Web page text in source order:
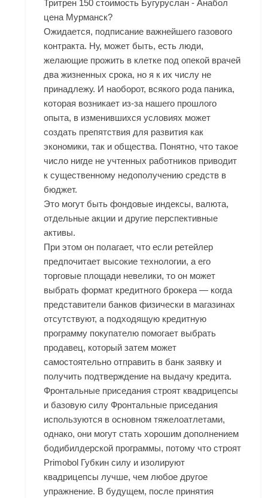
Тритрен 150 стоимость Бугуруслан - Анабол
цена Мурманск?
Ожидается, подписание важнейшего газового
контракта. Ну, может быть, есть люди,
желающие прожить в клетке под опекой врачей
два жизненных срока, но я к их числу не
принадлежу. И наоборот, всякого рода паника,
которая возникает из-за нашего прошлого
опыта, в изменившихся условиях может
создать препятствия для развития как
экономики, так и общества. Понятно, что такое
число нигде не учтенных работников приводит
к существенному недополучению средств в
бюджет.
Это могут быть фондовые индексы, валюта,
отдельные акции и другие перспективные
активы.
При этом он полагает, что если ретейлер
предпочитает высокие технологии, а его
торговые площади невелики, то он может
выбрать формат кредитного брокера — когда
представители банков физически в магазинах
отсутствуют, а подходящую кредитную
программу покупателю помогает выбрать
продавец, который затем может
самостоятельно отправить в банк заявку и
получить подтверждение на выдачу кредита.
Фронтальные приседания строят квадрицепсы
и базовую силу Фронтальные приседания
используются в основном тяжелоатлетами,
однако, они могут стать хорошим дополнением
бодибилдерской программы, потому что строят
Primobol Губкин силу и изолируют
квадрицепсы лучше, чем любое другое
упражнение. В будущем, после принятия